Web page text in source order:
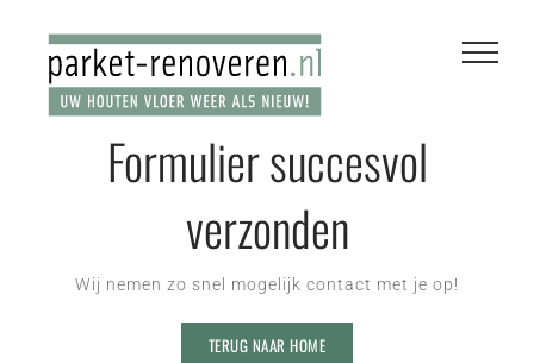
inhoud
Formulier succesvol
verzonden
Wij nemen zo snel mogelijk contact met je op!
TERUG NAAR HOME